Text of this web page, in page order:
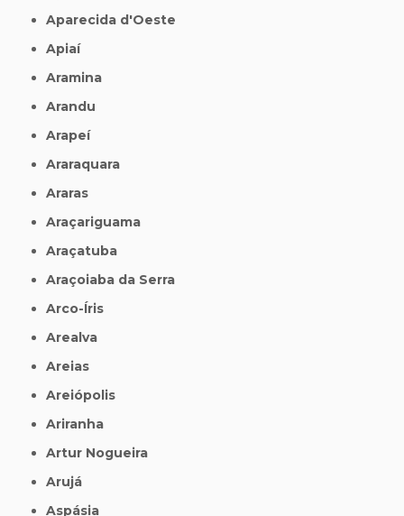
Aparecida d'Oeste
Apiaí
Aramina
Arandu
Arapeí
Araraquara
Araras
Araçariguama
Araçatuba
Araçoiaba da Serra
Arco-Íris
Arealva
Areias
Areiópolis
Ariranha
Artur Nogueira
Arujá
Aspásia